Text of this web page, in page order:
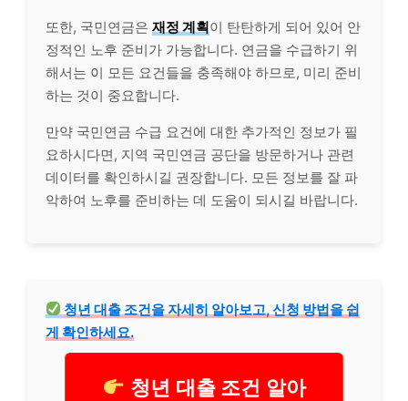
또한, 국민연금은 재정 계획이 탄탄하게 되어 있어 안
정적인 노후 준비가 가능합니다. 연금을 수급하기 위
해서는 이 모든 요건들을 충족해야 하므로, 미리 준비
하는 것이 중요합니다.
만약 국민연금 수급 요건에 대한 추가적인 정보가 필
요하시다면, 지역 국민연금 공단을 방문하거나 관련
데이터를 확인하시길 권장합니다. 모든 정보를 잘 파
악하여 노후를 준비하는 데 도움이 되시길 바랍니다.
청년대출 조건을 자세히 알아보고, 신청 방법을 쉽
게 확인하세요.
청년 대출 조건 알아